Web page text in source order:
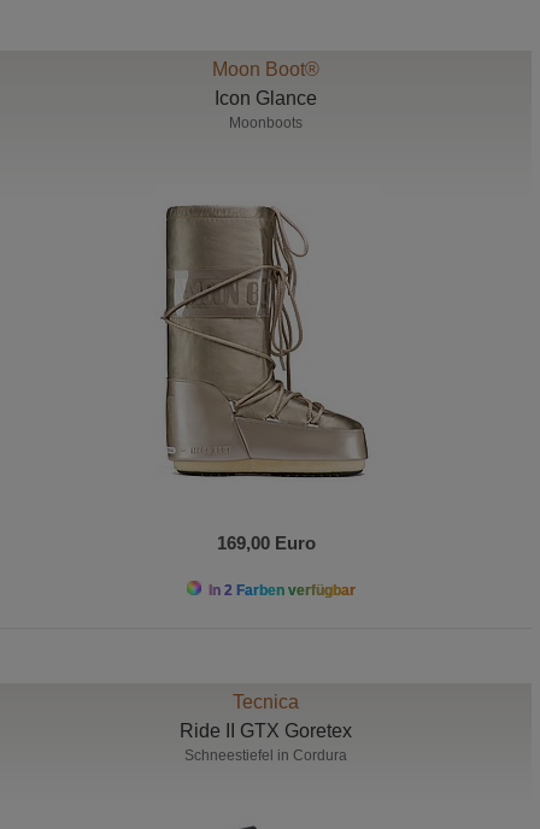
Moon Boot®
Icon Glance
Moonboots
169,00 Euro
In 2 Farben verfügbar
Tecnica
Ride II GTX Goretex
Schneestiefel in Cordura